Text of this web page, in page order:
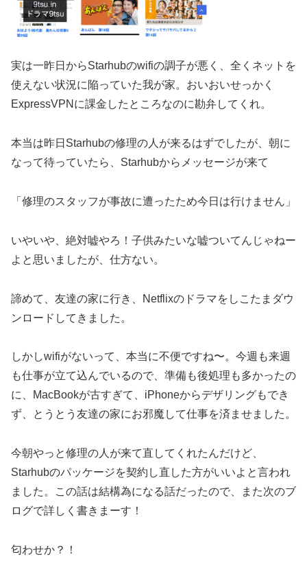
実は一昨日からStarhubのwifiの調子が悪く、全くネットを
使えない状況に陥っていた我が家。おいおいせっかく
ExpressVPNに課金したところなのに勘弁してくれ。
本当は昨日Starhubの修理の人が来るはずでしたが、朝に
なって待っていたら、Starhubからメッセージが来て
「修理のスタッフが事故に遭ったため今日は行けません」
いやいや、絶対嘘やろ！子供みたいな嘘ついてんじゃねー
よと思いましたが、仕方ない。
諦めて、友達の家に行き、Netflixのドラマをしこたまダウ
ンロードしてきました。
しかしwifiがないって、本当に不便ですね〜。今週も来週
も仕事が立て込んでいるので、準備も後処理も多かったの
に、MacBookが古すぎて、iPhoneからデザリングもでき
ず、とうとう友達の家にお邪魔して仕事を済ませました。
今朝やっと修理の人が来て直してくれたんだけど、
Starhubのパッケージを契約し直した方がいいよと言われ
ました。この話は結構為になる話だったので、また次のブ
ログで詳しく書きまーす！
匂わせか？！